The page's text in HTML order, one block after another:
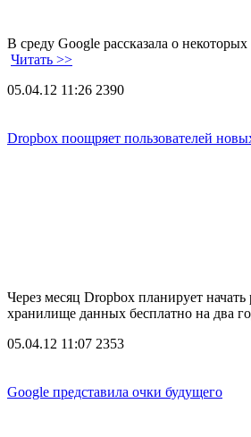
В среду Google рассказала о
Читать >>
05.04.12 11:26 2390
Dropbox поощряет пользователей
Через месяц Dropbox планирует
хранилище данных бесплатно на два
05.04.12 11:07 2353
Google представила очки будущего